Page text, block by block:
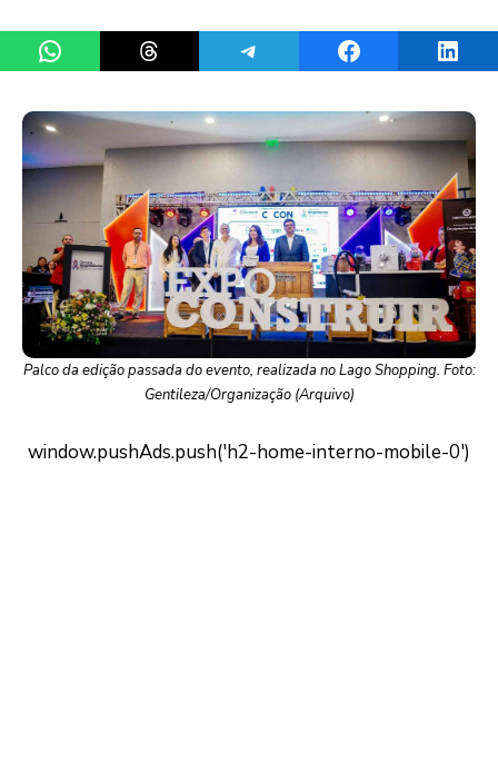
Share on WhatsAppShare on ThreadsShare on TelegramShare on Facebook
Palco da edição passada do evento, realizada no Lago Shopping. Foto:
Gentileza/Organização (Arquivo)